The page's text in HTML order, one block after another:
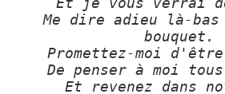
Me dire adieu là-bas
bouquet.
Promettez-moi
De penser à moi
Et revenez dans